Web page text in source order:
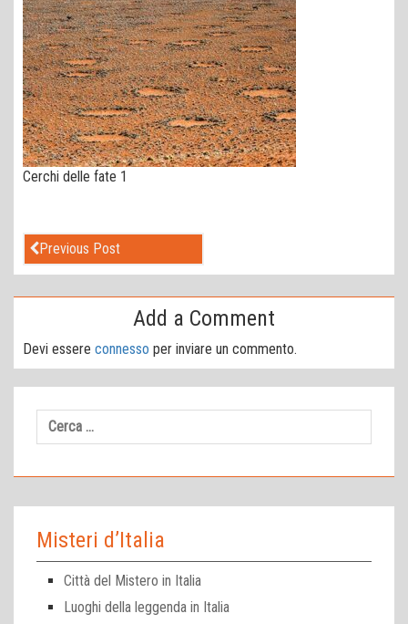
Cerchi delle fate 1
Previous Post
Add a Comment
Devi essere connesso per inviare un commento.
Ricerca
Misteri d’Italia
Città del Mistero in Italia
Luoghi della leggenda in Italia